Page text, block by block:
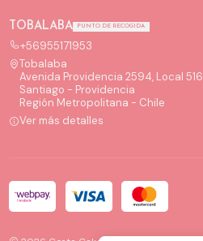
TOBALABA PUNTO DE RECOGIDA
+56955171953
Tobalaba
Avenida Providencia 2594, Local 516
Santiago - Providencia
Región Metropolitana - Chile
Ver más detalles